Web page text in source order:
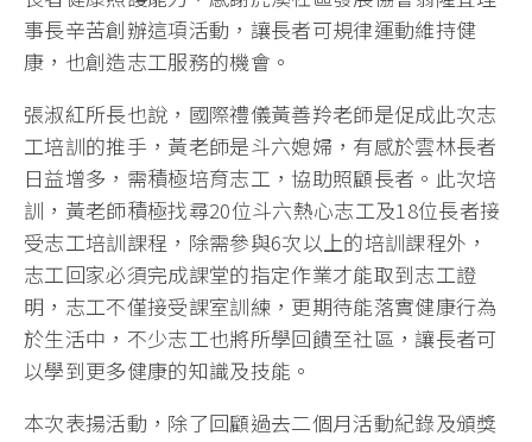
事長辛苦創辦這項活動，讓長者可規律運動維持健
康，也創造志工服務的機會。
張淑紅所長也說，國際禮儀黃善羚老師是促成此次志
工培訓的推手，黃老師是斗六媳婦，有感於雲林長者
日益增多，需積極培育志工，協助照顧長者。此次培
訓，黃老師積極找尋20位斗六熱心志工及18位長者接
受志工培訓課程，除需參與6次以上的培訓課程外，
志工回家必須完成課堂的指定作業才能取到志工證
明，志工不僅接受課室訓練，更期待能落實健康行為
於生活中，不少志工也將所學回饋至社區，讓長者可
以學到更多健康的知識及技能。
本次表揚活動，除了回顧過去二個月活動紀錄及頒獎